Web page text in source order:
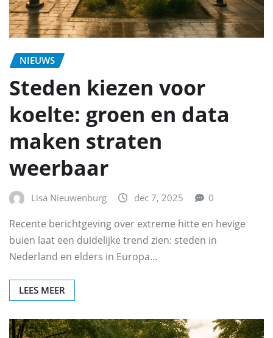
NIEUWS
Steden kiezen voor
koelte: groen en data
maken straten
weerbaar
Lisa Nieuwenburg dec 7, 2025 0
Recente berichtgeving over extreme hitte en hevige
buien laat een duidelijke trend zien: steden in
Nederland en elders in Europa…
LEES MEER